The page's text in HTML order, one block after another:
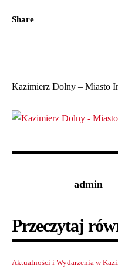
Share
Kazimierz Dolny – Miasto
admin
Przeczytaj
Aktualności i Wydarzenia w